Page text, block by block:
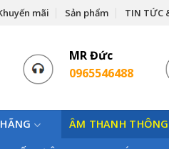
mãi Sản phẩm TIN TỨC
MR Đức
0965546488
ÂM THANH